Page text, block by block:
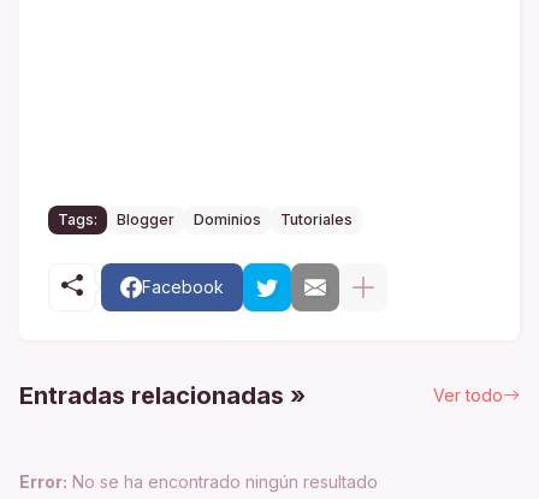
Tags: Blogger Dominios Tutoriales
Facebook
Entradas relacionadas » Ver todo
Error: No se ha encontrado ningún resultado